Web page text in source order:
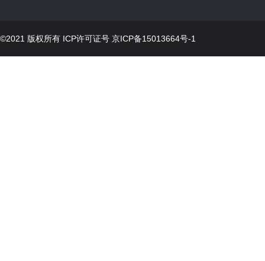
©2021 版权所有 ICP许可证号 京ICP备15013664号-1